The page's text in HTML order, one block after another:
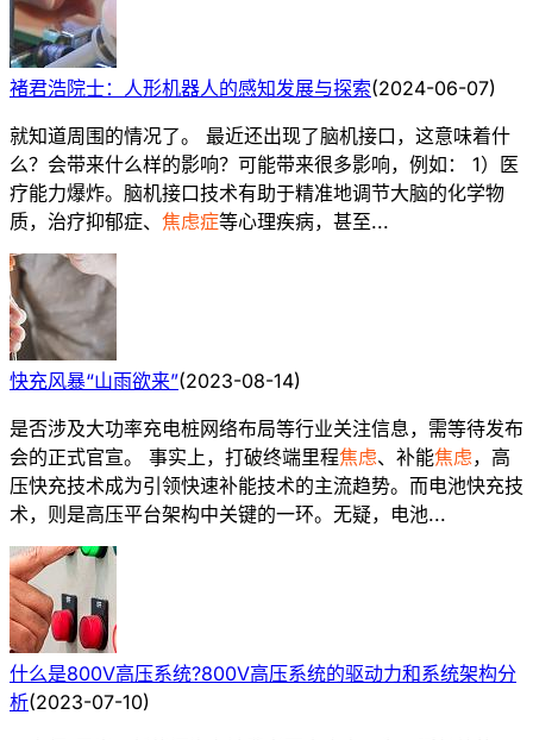
褚君浩院士：人形机器人的感知发展与探索(2024-06-07)
就知道周围的情况了。 最近还出现了脑机接口，这意味着什
么？会带来什么样的影响？可能带来很多影响，例如： 1）医
疗能力爆炸。脑机接口技术有助于精准地调节大脑的化学物
质，治疗抑郁症、 焦虑症等心理疾病，甚至...
快充风暴“山雨欲来”(2023-08-14)
是否涉及大功率充电桩网络布局等行业关注信息，需等待发布
会的正式官宣。 事实上，打破终端里程焦虑、补能焦虑，高
压快充技术成为引领快速补能技术的主流趋势。而电池快充技
术，则是高压平台架构中关键的一环。无疑，电池...
什么是800V高压系统?800V高压系统的驱动力和系统架构分
析(2023-07-10)